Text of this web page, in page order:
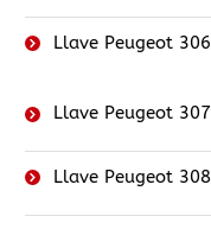
Llave Peugeot 306
Llave Peugeot 307
Llave Peugeot 308